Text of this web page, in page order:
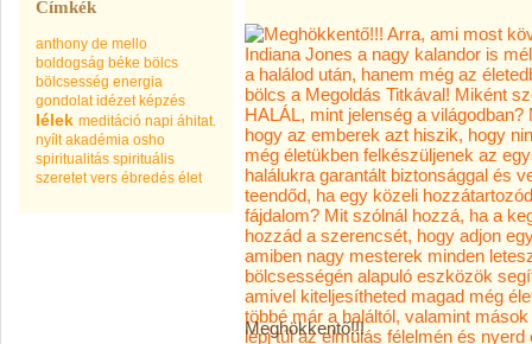
Címkék
anthony de mello
boldogság béke bölcs
bölcsesség energia
gondolat idézet képzés
lélek meditáció napi áhitat.
nyílt akadémia osho
spiritualitás spirituális
szeretet vers ébredés élet
Meghökkentő!!!